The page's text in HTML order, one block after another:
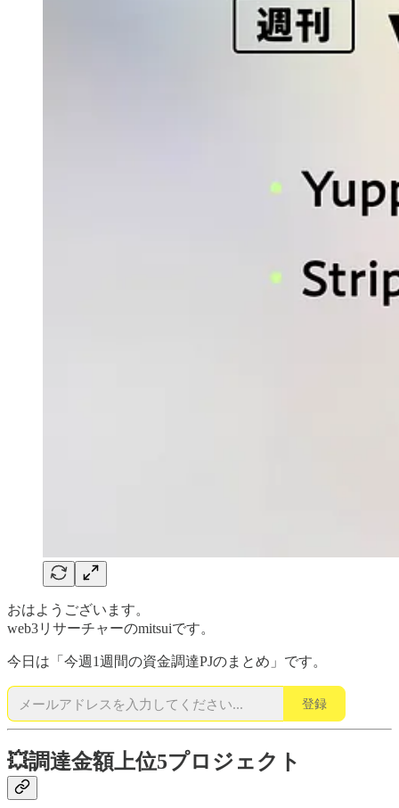
おはようございます。
web3リサーチャーのmitsuiです。
今日は「今週1週間の資金調達PJのまとめ」です。
登録
💥調達金額上位5プロジェクト